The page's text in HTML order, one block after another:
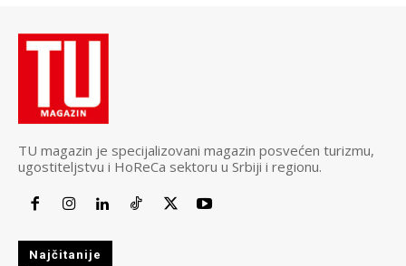
TU magazin je specijalizovani magazin posvećen turizmu,
ugostiteljstvu i HoReCa sektoru u Srbiji i regionu.
Najčitanije